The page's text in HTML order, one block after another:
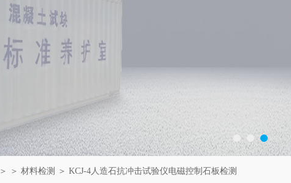
＞ ＞ 材料检测 ＞ KCJ-4人造石抗冲击试验仪电磁控制石板检测